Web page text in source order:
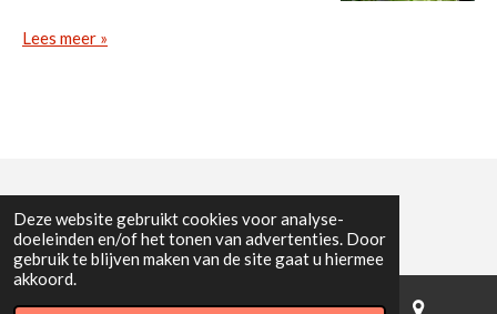
Deze website gebruikt cookies voor analyse-
doeleinden en/of het tonen van advertenties. Door
gebruik te blijven maken van de site gaat u hiermee
akkoord.
Lees meer »
© 2018 - 2026 De Bier Amateur